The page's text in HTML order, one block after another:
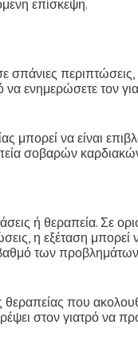
επίσκεψη.
να ενημερώσετε τον
να είναι
σοβαρών
ή θεραπεία. Σε
η εξέταση μπορεί
των
θεραπείας που
στον γιατρό να